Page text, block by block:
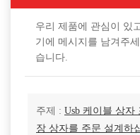
우리 제품에 관심이 있
기에 메시지를 남겨주
습니다.
주제 : Usb 케이블 상자
장 상자를 주문 설계하